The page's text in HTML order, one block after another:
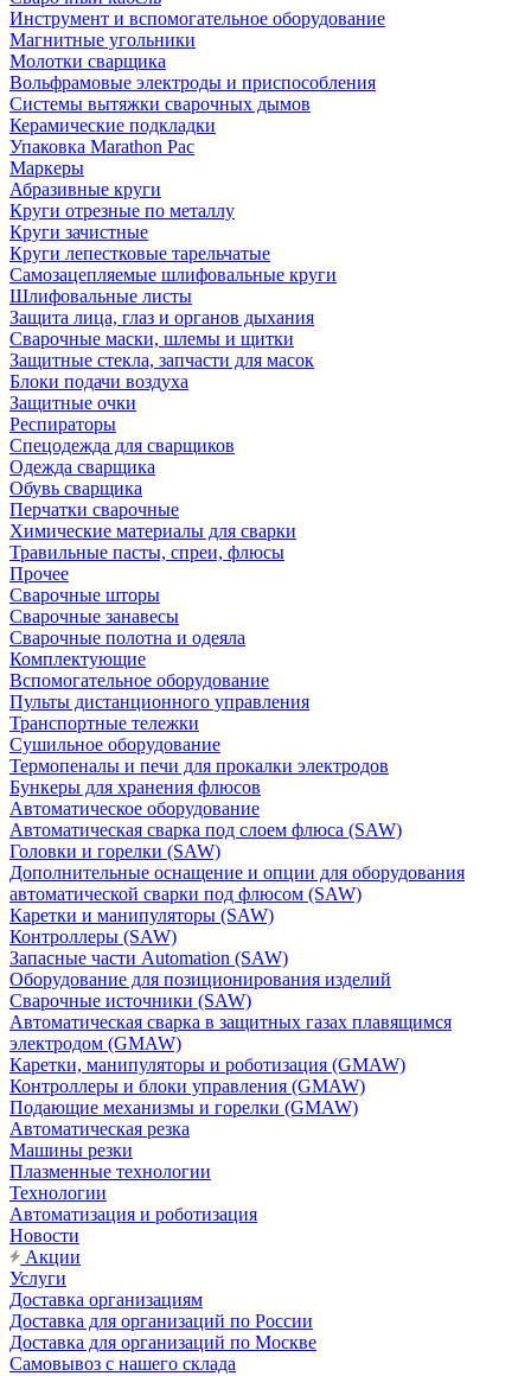
Инструмент и вспомогательное оборудование
Магнитные угольники
Молотки сварщика
Вольфрамовые электроды и приспособления
Системы вытяжки сварочных дымов
Керамические подкладки
Упаковка Marathon Pac
Маркеры
Абразивные круги
Круги отрезные по металлу
Круги зачистные
Круги лепестковые тарельчатые
Самозацепляемые шлифовальные круги
Шлифовальные листы
Защита лица, глаз и органов дыхания
Сварочные маски, шлемы и щитки
Защитные стекла, запчасти для масок
Блоки подачи воздуха
Защитные очки
Респираторы
Спецодежда для сварщиков
Одежда сварщика
Обувь сварщика
Перчатки сварочные
Химические материалы для сварки
Травильные пасты, спреи, флюсы
Прочее
Сварочные шторы
Сварочные занавесы
Сварочные полотна и одеяла
Комплектующие
Вспомогательное оборудование
Пульты дистанционного управления
Транспортные тележки
Сушильное оборудование
Термопеналы и печи для прокалки электродов
Бункеры для хранения флюсов
Автоматическое оборудование
Автоматическая сварка под слоем флюса (SAW)
Головки и горелки (SAW)
Дополнительные оснащение и опции для оборудования
автоматической сварки под флюсом (SAW)
Каретки и манипуляторы (SAW)
Контроллеры (SAW)
Запасные части Automation (SAW)
Оборудование для позиционирования изделий
Сварочные источники (SAW)
Автоматическая сварка в защитных газах плавящимся
электродом (GMAW)
Каретки, манипуляторы и роботизация (GMAW)
Контроллеры и блоки управления (GMAW)
Подающие механизмы и горелки (GMAW)
Автоматическая резка
Машины резки
Плазменные технологии
Технологии
Автоматизация и роботизация
Новости
Акции
Услуги
Доставка организациям
Доставка для организаций по России
Доставка для организаций по Москве
Самовывоз с нашего склада